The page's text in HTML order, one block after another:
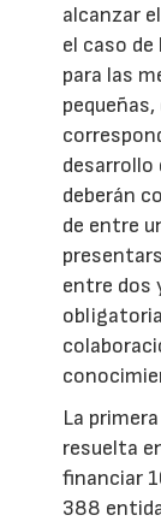
alcanzar
el caso
para las
deberán
de entre
entre dos
La
resuelta
financiar
388